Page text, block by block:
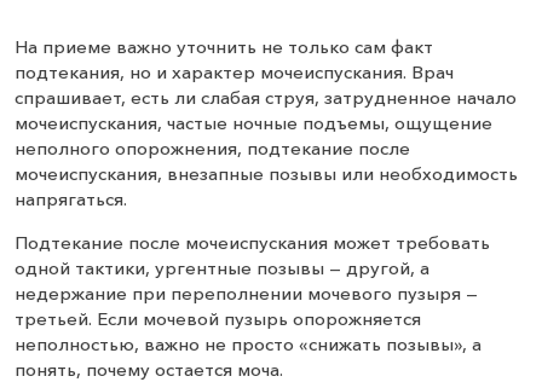
На приеме важно уточнить не только сам факт
подтекания, но и характер мочеиспускания. Врач
спрашивает, есть ли слабая струя, затрудненное начало
мочеиспускания, частые ночные подъемы, ощущение
неполного опорожнения, подтекание после
мочеиспускания, внезапные позывы или необходимость
напрягаться.
Подтекание после мочеиспускания может требовать
одной тактики, ургентные позывы — другой, а
недержание при переполнении мочевого пузыря —
третьей. Если мочевой пузырь опорожняется
неполностью, важно не просто «снижать позывы», а
понять, почему остается моча.